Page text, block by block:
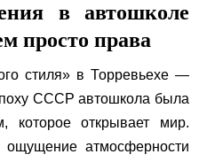
в автошколе
просто права
стиля» в Торревьехе —
СССР автошкола была
которое открывает мир.
ощущение атмосферности